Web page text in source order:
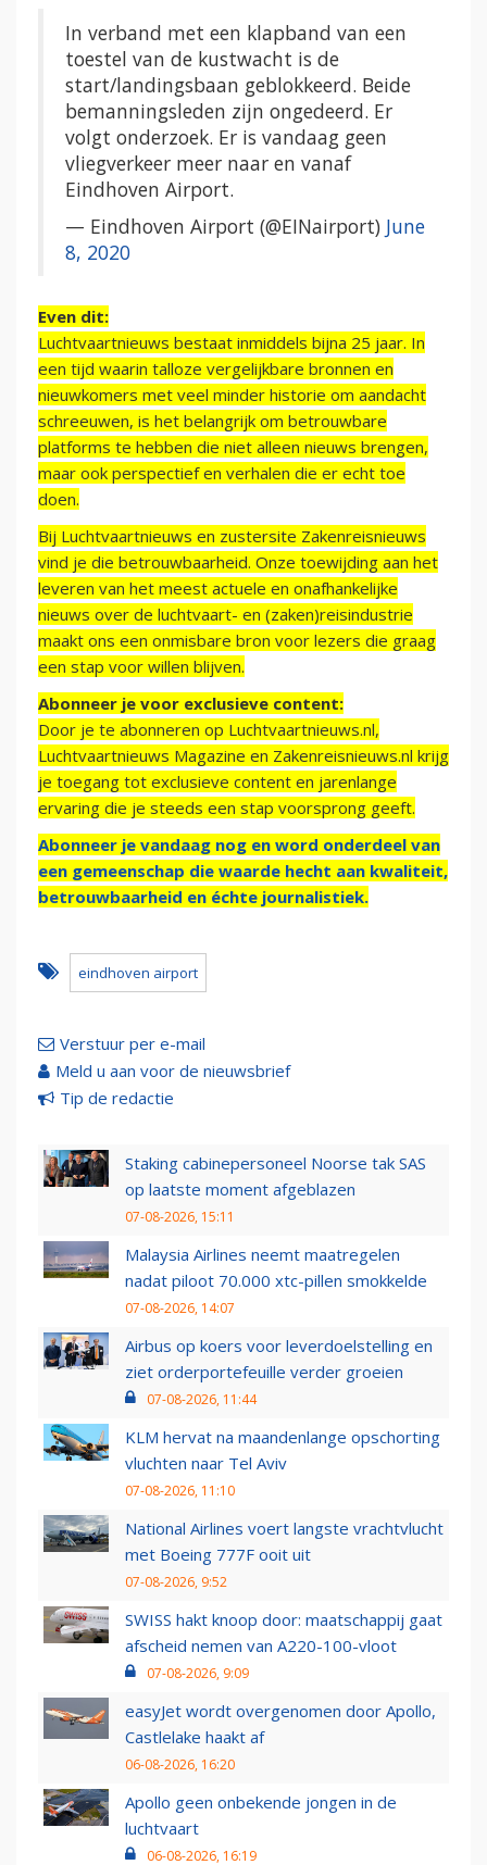
In verband met een klapband van een
toestel van de kustwacht is de
start/landingsbaan geblokkeerd. Beide
bemanningsleden zijn ongedeerd. Er
volgt onderzoek. Er is vandaag geen
vliegverkeer meer naar en vanaf
Eindhoven Airport.
— Eindhoven Airport (@EINairport) June
8, 2020
Even dit:
Luchtvaartnieuws bestaat inmiddels bijna 25 jaar. In
een tijd waarin talloze vergelijkbare bronnen en
nieuwkomers met veel minder historie om aandacht
schreeuwen, is het belangrijk om betrouwbare
platforms te hebben die niet alleen nieuws brengen,
maar ook perspectief en verhalen die er echt toe
doen.
Bij Luchtvaartnieuws en zustersite Zakenreisnieuws
vind je die betrouwbaarheid. Onze toewijding aan het
leveren van het meest actuele en onafhankelijke
nieuws over de luchtvaart- en (zaken)reisindustrie
maakt ons een onmisbare bron voor lezers die graag
een stap voor willen blijven.
Abonneer je voor exclusieve content:
Door je te abonneren op Luchtvaartnieuws.nl,
Luchtvaartnieuws Magazine en Zakenreisnieuws.nl krijg
je toegang tot exclusieve content en jarenlange
ervaring die je steeds een stap voorsprong geeft.
Abonneer je vandaag nog en word onderdeel van
een gemeenschap die waarde hecht aan kwaliteit,
betrouwbaarheid en échte journalistiek.
eindhoven airport
Verstuur per e-mail
Meld u aan voor de nieuwsbrief
Tip de redactie
Staking cabinepersoneel Noorse tak SAS
op laatste moment afgeblazen
07-08-2026, 15:11
Malaysia Airlines neemt maatregelen
nadat piloot 70.000 xtc-pillen smokkelde
07-08-2026, 14:07
Airbus op koers voor leverdoelstelling en
ziet orderportefeuille verder groeien
07-08-2026, 11:44
KLM hervat na maandenlange opschorting
vluchten naar Tel Aviv
07-08-2026, 11:10
National Airlines voert langste vrachtvlucht
met Boeing 777F ooit uit
07-08-2026, 9:52
SWISS hakt knoop door: maatschappij gaat
afscheid nemen van A220-100-vloot
07-08-2026, 9:09
easyJet wordt overgenomen door Apollo,
Castlelake haakt af
06-08-2026, 16:20
Apollo geen onbekende jongen in de
luchtvaart
06-08-2026, 16:19